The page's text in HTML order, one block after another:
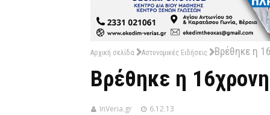
Αρχική σελίδα Αστυνομικές Ειδήσεις Βρέθηκε η
Βρέθηκε η
InVeria.gr 6.12.13